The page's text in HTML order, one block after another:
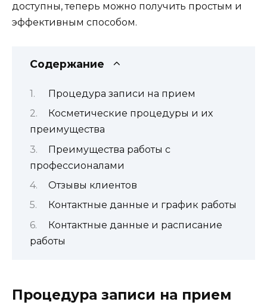
доступны, теперь можно получить простым и
эффективным способом.
Содержание
Процедура записи на прием
Косметические процедуры и их
преимущества
Преимущества работы с
профессионалами
Отзывы клиентов
Контактные данные и график работы
Контактные данные и расписание
работы
Процедура записи на прием